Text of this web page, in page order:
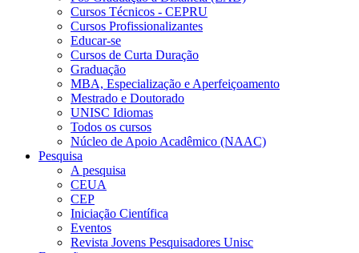
Cursos Técnicos - CEPRU
Cursos Profissionalizantes
Educar-se
Cursos de Curta Duração
Graduação
MBA, Especialização e Aperfeiçoamento
Mestrado e Doutorado
UNISC Idiomas
Todos os cursos
Núcleo de Apoio Acadêmico (NAAC)
Pesquisa
A pesquisa
CEUA
CEP
Iniciação Científica
Eventos
Revista Jovens Pesquisadores Unisc